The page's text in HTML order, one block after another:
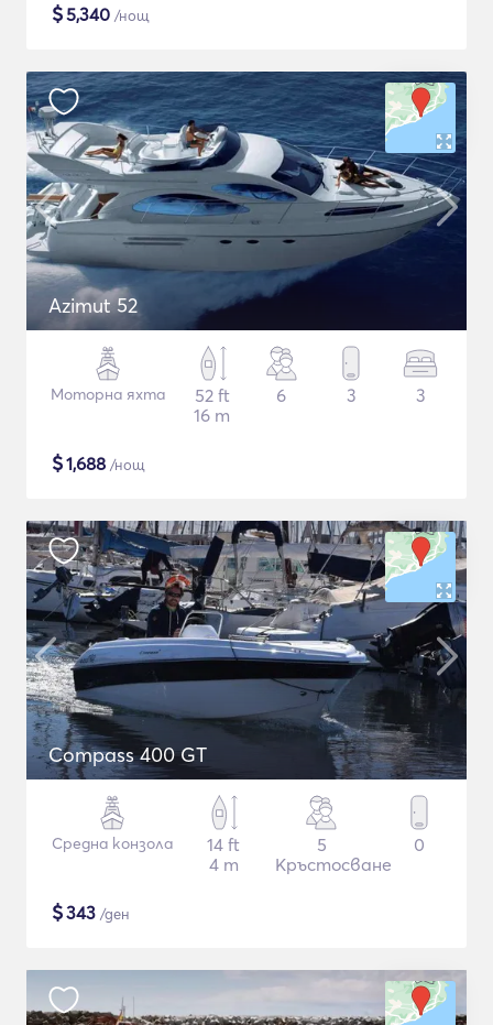
$5,340 /нощ
Azimut 52
Моторна яхта
52 ft
16 m
6 3 3
$1,688 /нощ
Compass 400 GT
Средна конзола
14 ft
4 m
5
Кръстосване
0
$343 /ден